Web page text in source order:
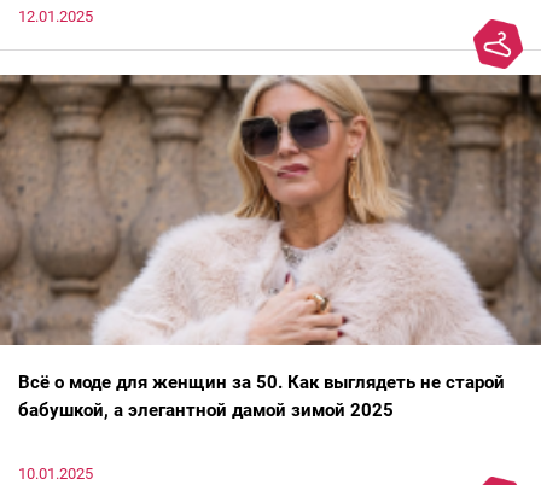
12.01.2025
Всё о моде для женщин за 50. Как выглядеть не старой
бабушкой, а элегантной дамой зимой 2025
10.01.2025